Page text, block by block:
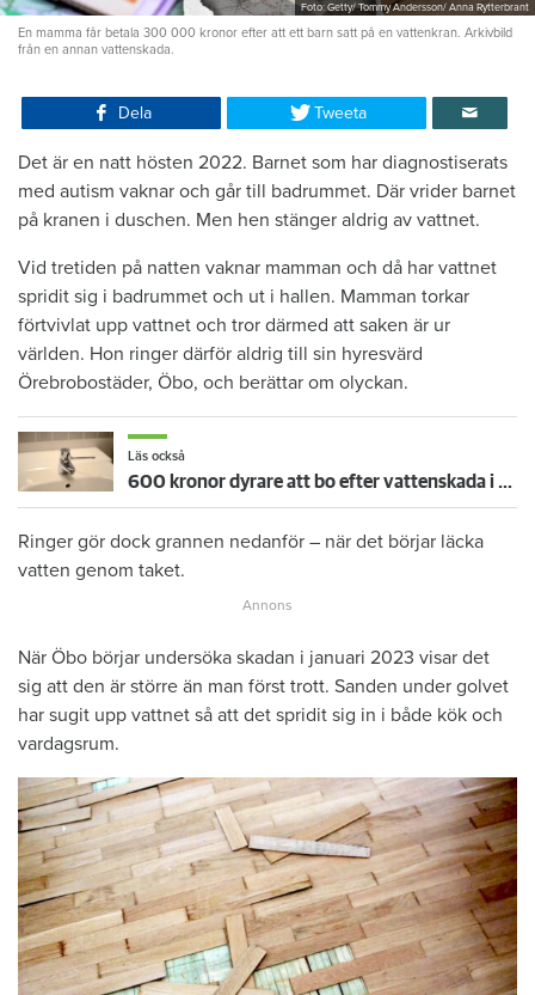
Foto: Getty/ Tommy Andersson/ Anna Rytterbrant
En mamma får betala 300 000 kronor efter att ett barn satt på en vattenkran. Arkivbild
från en annan vattenskada.
Dela Tweeta
Det är en natt hösten 2022. Barnet som har diagnostiserats
med autism vaknar och går till badrummet. Där vrider barnet
på kranen i duschen. Men hen stänger aldrig av vattnet.
Vid tretiden på natten vaknar mamman och då har vattnet
spridit sig i badrummet och ut i hallen. Mamman torkar
förtvivlat upp vattnet och tror därmed att saken är ur
världen. Hon ringer därför aldrig till sin hyresvärd
Örebrobostäder, Öbo, och berättar om olyckan.
Läs också
600 kronor dyrare att bo efter vattenskada i Varberg
Ringer gör dock grannen nedanför – när det börjar läcka
vatten genom taket.
När Öbo börjar undersöka skadan i januari 2023 visar det
sig att den är större än man först trott. Sanden under golvet
har sugit upp vattnet så att det spridit sig in i både kök och
vardagsrum.